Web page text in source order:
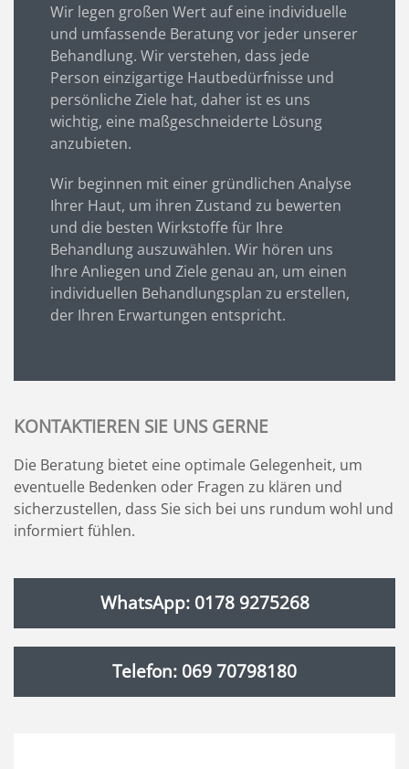
Wir legen großen Wert auf eine individuelle
und umfassende Beratung vor jeder unserer
Behandlung. Wir verstehen, dass jede
Person einzigartige Hautbedürfnisse und
persönliche Ziele hat, daher ist es uns
wichtig, eine maßgeschneiderte Lösung
anzubieten.
Wir beginnen mit einer gründlichen Analyse
Ihrer Haut, um ihren Zustand zu bewerten
und die besten Wirkstoffe für Ihre
Behandlung auszuwählen. Wir hören uns
Ihre Anliegen und Ziele genau an, um einen
individuellen Behandlungsplan zu erstellen,
der Ihren Erwartungen entspricht.
KONTAKTIEREN SIE UNS GERNE
Die Beratung bietet eine optimale Gelegenheit, um
eventuelle Bedenken oder Fragen zu klären und
sicherzustellen, dass Sie sich bei uns rundum wohl und
informiert fühlen.
WhatsApp: 0178 9275268
Telefon: 069 70798180